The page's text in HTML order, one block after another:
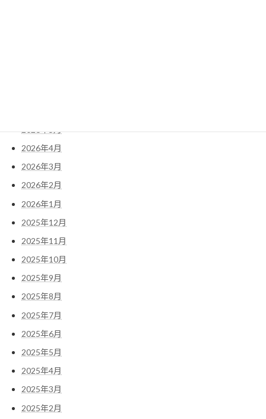
2026年5月
2026年4月
2026年3月
2026年2月
2026年1月
2025年12月
2025年11月
2025年10月
2025年9月
2025年8月
2025年7月
2025年6月
2025年5月
2025年4月
2025年3月
2025年2月